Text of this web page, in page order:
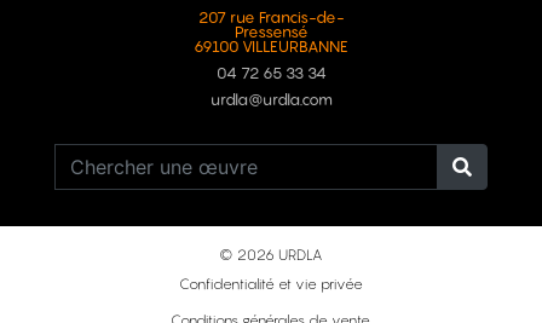
207 rue Francis-de-
Pressensé
69100 VILLEURBANNE
04 72 65 33 34
urdla@urdla.com
© 2026 URDLA
Confidentialité et vie privée